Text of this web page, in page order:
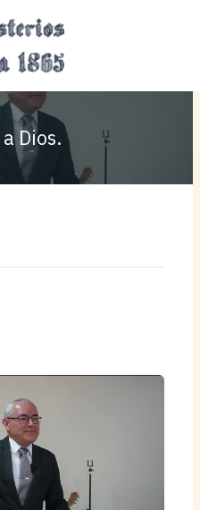
Dios.